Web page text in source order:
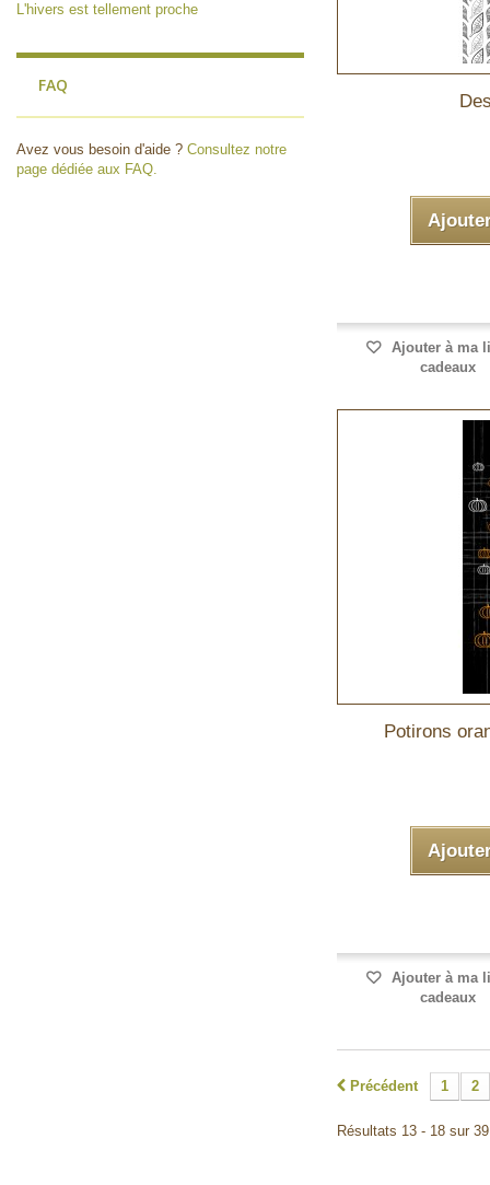
L'hivers est tellement proche
FAQ
Avez vous besoin d'aide ? Consultez notre
page dédiée aux FAQ.
Ajouter à ma
cadeaux
Potirons
Ajouter à ma
cadeaux
Précédent 1 2
Résultats 13 - 18 sur